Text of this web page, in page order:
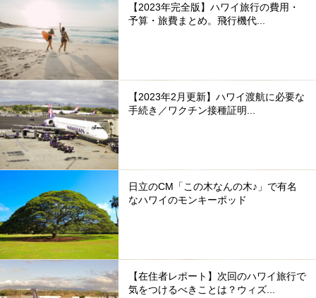
【2023年完全版】ハワイ旅行の費用・
予算・旅費まとめ。飛行機代...
【2023年2月更新】ハワイ渡航に必要な
手続き／ワクチン接種証明...
日立のCM「この木なんの木♪」で有名
なハワイのモンキーポッド
【在住者レポート】次回のハワイ旅行で
気をつけるべきことは？ウィズ...